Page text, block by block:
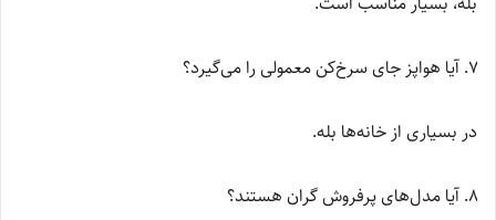
آیا هواپز جای سرخ‌کن معمولی را می‌گیرد؟
در بسیاری از خانه‌ها بله.
آیا مدل‌های پرفروش گران هستند؟